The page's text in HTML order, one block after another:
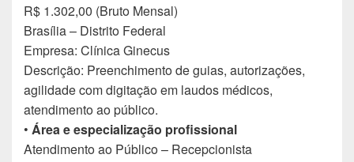
R$ 1.302,00 (Bruto Mensal)
Brasília – Distrito Federal
Empresa: Clínica Ginecus
Descrição: Preenchimento de guias, autorizações,
agilidade com digitação em laudos médicos,
atendimento ao público.
• Área e especialização profissional
Atendimento ao Público – Recepcionista